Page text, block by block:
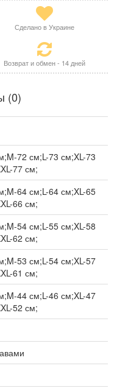
Сделано в Украине
Возврат и обмен - 14 дней
(0)
72 см;L-73 см;XL-73
77 см;
64 см;L-64 см;XL-65
66 см;
54 см;L-55 см;XL-58
62 см;
53 см;L-54 см;XL-57
61 см;
44 см;L-46 см;XL-47
52 см;